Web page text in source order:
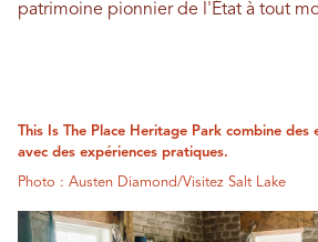
patrimoine pionnier de l'État à tout
This Is The Place Heritage Park combine
avec des expériences pratiques.
Photo : Austen Diamond/Visitez Salt Lake